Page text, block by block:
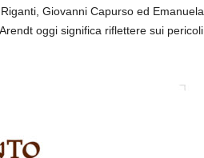
Giovanni Capurso ed Emanuela
oggi significa riflettere sui pericoli